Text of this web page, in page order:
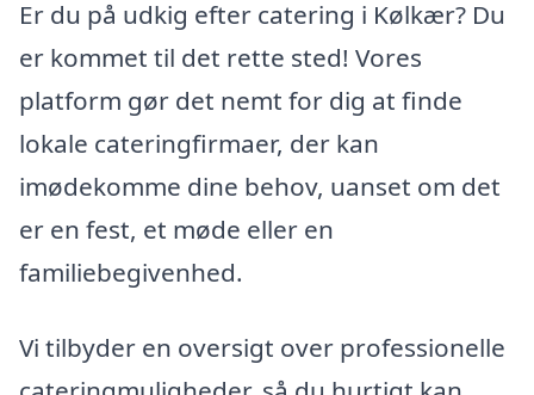
Er du på udkig efter catering i Kølkær? Du
er kommet til det rette sted! Vores
platform gør det nemt for dig at finde
lokale cateringfirmaer, der kan
imødekomme dine behov, uanset om det
er en fest, et møde eller en
familiebegivenhed.
Vi tilbyder en oversigt over professionelle